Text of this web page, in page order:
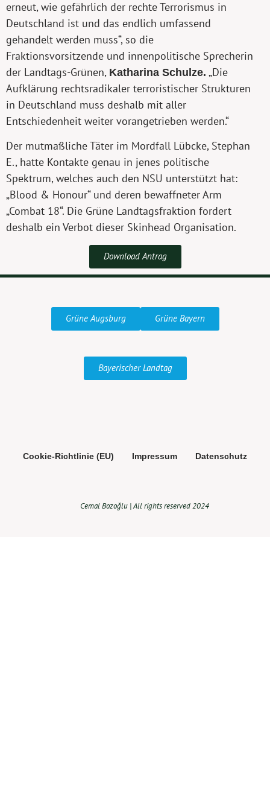
erneut, wie gefährlich der rechte Terrorismus in
Deutschland ist und das endlich umfassend
gehandelt werden muss“, so die
Fraktionsvorsitzende und innenpolitische Sprecherin
der Landtags-Grünen, Katharina Schulze. „Die
Aufklärung rechtsradikaler terroristischer Strukturen
in Deutschland muss deshalb mit aller
Entschiedenheit weiter vorangetrieben werden.“
Der mutmaßliche Täter im Mordfall Lübcke, Stephan
E., hatte Kontakte genau in jenes politische
Spektrum, welches auch den NSU unterstützt hat:
„Blood & Honour“ und deren bewaffneter Arm
„Combat 18“. Die Grüne Landtagsfraktion fordert
deshalb ein Verbot dieser Skinhead Organisation.
Download Antrag
Grüne Augsburg Grüne Bayern
Bayerischer Landtag
Cookie-Richtlinie (EU) Impressum Datenschutz
Cemal Bozoğlu | All rights reserved 2024